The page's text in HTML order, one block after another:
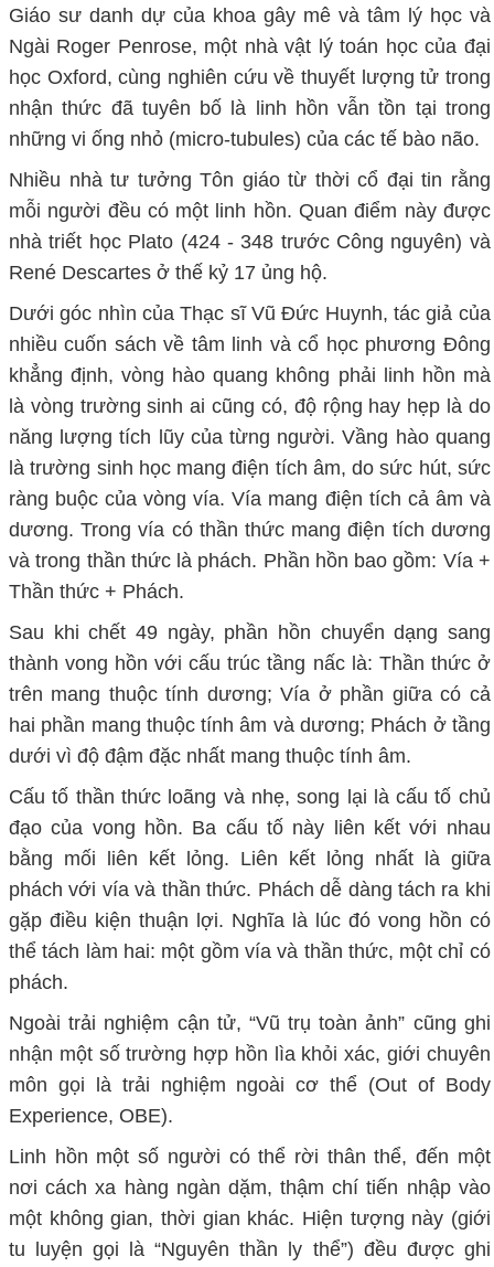
Giáo sư danh dự của khoa gây mê và tâm lý học và
Ngài Roger Penrose, một nhà vật lý toán học của đại
học Oxford, cùng nghiên cứu về thuyết lượng tử trong
nhận thức đã tuyên bố là linh hồn vẫn tồn tại trong
những vi ống nhỏ (micro-tubules) của các tế bào não.
Nhiều nhà tư tưởng Tôn giáo từ thời cổ đại tin rằng
mỗi người đều có một linh hồn. Quan điểm này được
nhà triết học Plato (424 - 348 trước Công nguyên) và
René Descartes ở thế kỷ 17 ủng hộ.
Dưới góc nhìn của Thạc sĩ Vũ Đức Huynh, tác giả của
nhiều cuốn sách về tâm linh và cổ học phương Đông
khẳng định, vòng hào quang không phải linh hồn mà
là vòng trường sinh ai cũng có, độ rộng hay hẹp là do
năng lượng tích lũy của từng người. Vầng hào quang
là trường sinh học mang điện tích âm, do sức hút, sức
ràng buộc của vòng vía. Vía mang điện tích cả âm và
dương. Trong vía có thần thức mang điện tích dương
và trong thần thức là phách. Phần hồn bao gồm: Vía +
Thần thức + Phách.
Sau khi chết 49 ngày, phần hồn chuyển dạng sang
thành vong hồn với cấu trúc tầng nấc là: Thần thức ở
trên mang thuộc tính dương; Vía ở phần giữa có cả
hai phần mang thuộc tính âm và dương; Phách ở tầng
dưới vì độ đậm đặc nhất mang thuộc tính âm.
Cấu tố thần thức loãng và nhẹ, song lại là cấu tố chủ
đạo của vong hồn. Ba cấu tố này liên kết với nhau
bằng mối liên kết lỏng. Liên kết lỏng nhất là giữa
phách với vía và thần thức. Phách dễ dàng tách ra khi
gặp điều kiện thuận lợi. Nghĩa là lúc đó vong hồn có
thể tách làm hai: một gồm vía và thần thức, một chỉ có
phách.
Ngoài trải nghiệm cận tử, “Vũ trụ toàn ảnh” cũng ghi
nhận một số trường hợp hồn lìa khỏi xác, giới chuyên
môn gọi là trải nghiệm ngoài cơ thể (Out of Body
Experience, OBE).
Linh hồn một số người có thể rời thân thể, đến một
nơi cách xa hàng ngàn dặm, thậm chí tiến nhập vào
một không gian, thời gian khác. Hiện tượng này (giới
tu luyện gọi là “Nguyên thần ly thể”) đều được ghi